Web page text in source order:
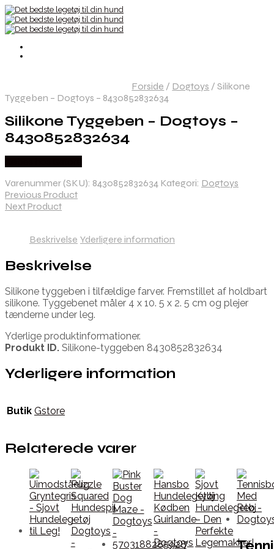
Forside / Dogtoys / Silikone
Tyggeben – Dogtoys – 8430852832634
Silikone Tyggeben – Dogtoys –
8430852832634
Varenummer (SKU): 8430852832634 Kategori: Dogtoys
Previous Product
Next Product
Beskrivelse Yderligere information
Beskrivelse
Silikone tyggeben i tilfældige farver. Fremstillet af holdbart
silikone. Tyggebenet måler 4 x 10. 5 x 2. 5 cm og plejer
tænderne under leg.
Yderlige produktinformationer.
Produkt ID. Silikone-tyggeben 8430852832634
Yderligere information
Butik Gstore
Relaterede varer